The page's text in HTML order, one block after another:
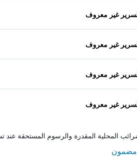
غير معروف
غير معروف
غير معروف
غير معروف
المحلية المقدرة والرسوم المستحقة عند
مضمون